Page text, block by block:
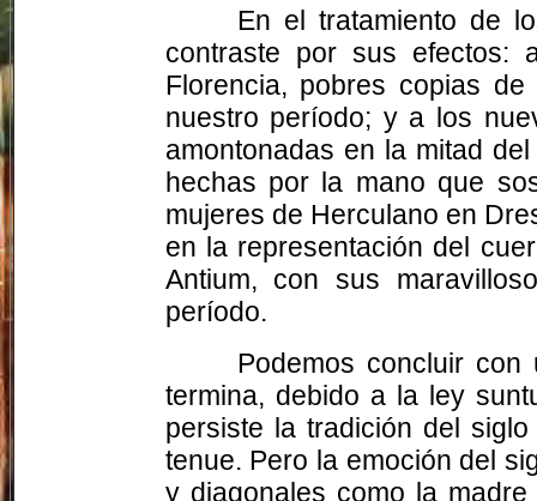
En el tratamiento de
contraste por sus efectos:
Florencia, pobres copias
nuestro período; y a los
amontonadas en la mitad
hechas por la mano que
mujeres de Herculano en
en la representación del
Antium, con sus
período.
Podemos concluir
termina, debido a la ley
persiste la tradición del
tenue. Pero la emoción del
y diagonales como la